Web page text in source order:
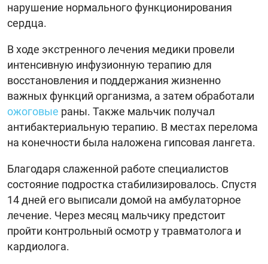
нарушение нормального функционирования
сердца.
В ходе экстренного лечения медики провели
интенсивную инфузионную терапию для
восстановления и поддержания жизненно
важных функций организма, а затем обработали
ожоговые раны. Также мальчик получал
антибактериальную терапию. В местах перелома
на конечности была наложена гипсовая лангета.
Благодаря слаженной работе специалистов
состояние подростка стабилизировалось. Спустя
14 дней его выписали домой на амбулаторное
лечение. Через месяц мальчику предстоит
пройти контрольный осмотр у травматолога и
кардиолога.